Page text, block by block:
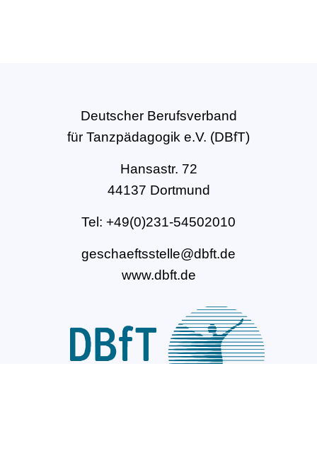
Deutscher Berufsverband
für Tanzpädagogik e.V. (DBfT)
Hansastr. 72
44137 Dortmund
Tel: +49(0)231-54502010
geschaeftsstelle@dbft.de
www.dbft.de